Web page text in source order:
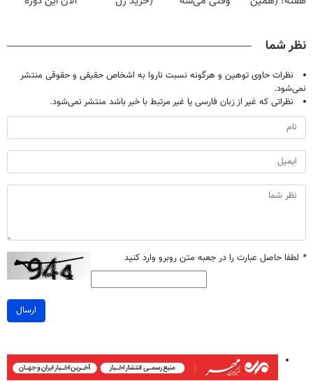
با40%تخفیف)
نظر شما
نظرات حاوی توهین و هرگونه نسبت ناروا به اشخاص حقیقی و حقوقی منتشر
نمی‌شود.
نظراتی که غیر از زبان فارسی یا غیر مرتبط با خبر باشد منتشر نمی‌شود.
* لطفا حاصل عبارت را در جعبه متن روبرو وارد کنید
ارسال